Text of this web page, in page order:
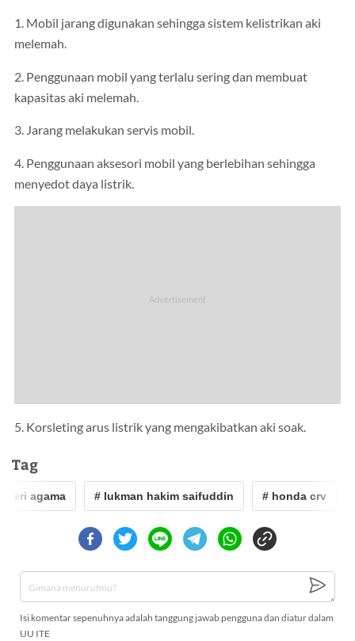
1. Mobil jarang digunakan sehingga sistem kelistrikan aki
melemah.
2. Penggunaan mobil yang terlalu sering dan membuat
kapasitas aki melemah.
3. Jarang melakukan servis mobil.
4. Penggunaan aksesori mobil yang berlebihan sehingga
menyedot daya listrik.
5. Korsleting arus listrik yang mengakibatkan aki soak.
Tag
agama # lukman hakim saifuddin # honda crv
Isi komentar sepenuhnya adalah tanggung jawab pengguna dan diatur dalam
UU ITE